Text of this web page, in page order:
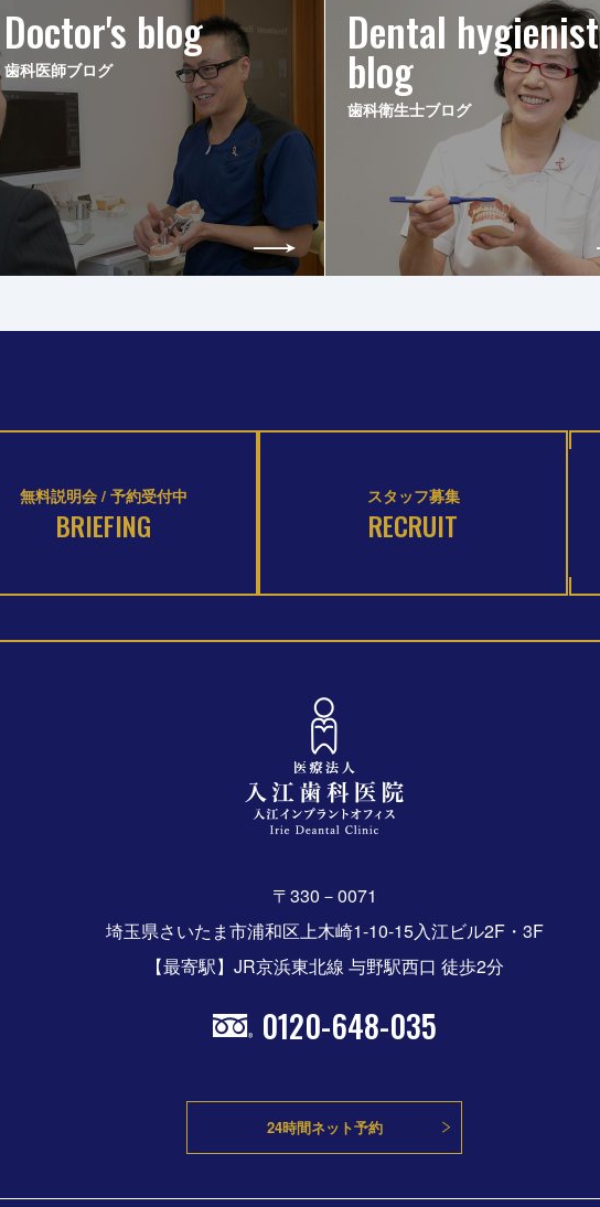
Doctor's blog
歯科医師ブログ
Dental hygienist
blog
歯科衛生士ブログ
無料説明会 / 予約受付中
BRIEFING
スタッフ募集
RECRUIT
〒330－0071
埼玉県さいたま市浦和区上木崎1-10-15入江ビル2F・3F
【最寄駅】JR京浜東北線 与野駅西口 徒歩2分
0120-648-035
24時間ネット予約